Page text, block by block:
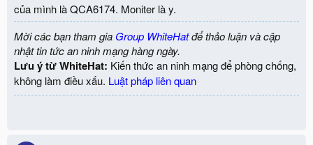
của mình là QCA6174. Moniter là y.
Mời các bạn tham gia Group WhiteHatđể thảo luận và cập
nhật tin tức an ninh mạng hàng ngày.
Lưu ý từ WhiteHat: Kiến thức an ninh mạng để phòng chống,
không làm điều xấu. Luật pháp liên quan